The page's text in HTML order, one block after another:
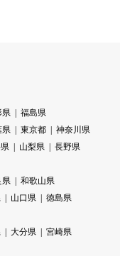
県
福島県
県 東京都
神奈川県
山梨県
長野県
県
和歌山県
山口県
徳島県
大分県
宮崎県